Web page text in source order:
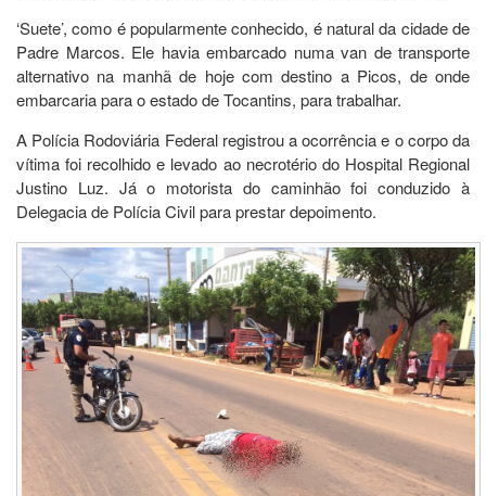
‘Suete’, como é popularmente conhecido, é natural da cidade de
Padre Marcos. Ele havia embarcado numa van de transporte
alternativo na manhã de hoje com destino a Picos, de onde
embarcaria para o estado de Tocantins, para trabalhar.
A Polícia Rodoviária Federal registrou a ocorrência e o corpo da
vítima foi recolhido e levado ao necrotério do Hospital Regional
Justino Luz. Já o motorista do caminhão foi conduzido à
Delegacia de Polícia Civil para prestar depoimento.